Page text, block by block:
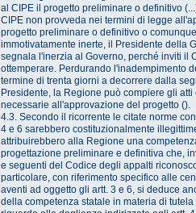
al CIPE il progetto preliminare o definitivo
CIPE non provveda nei termini di legge
progetto preliminare o definitivo o
immotivatamente inerte, il Presidente della
segnala l'inerzia al Governo, perché inviti il
ottemperare. Perdurando l'inadempimento
termine di trenta giorni a decorrere dalla
Presidente, la Regione può compiere gli atti
necessarie all'approvazione del progetto ().
4.3. Secondo il ricorrente le citate norme
4 e 6 sarebbero costituzionalmente
attribuirebbero alla Regione una
progettazione preliminare e definitiva che,
e seguenti del Codice degli appalti
particolare, con riferimento specifico alle
aventi ad oggetto gli artt. 3 e 6, si deduce
della competenza statale in materia di